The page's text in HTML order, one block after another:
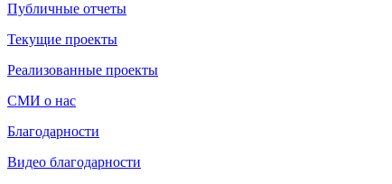
Публичные отчеты
Текущие проекты
Реализованные проекты
СМИ о нас
Благодарности
Видео благодарности